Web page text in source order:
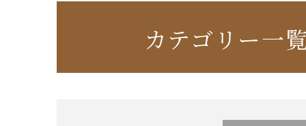
カテゴリー一